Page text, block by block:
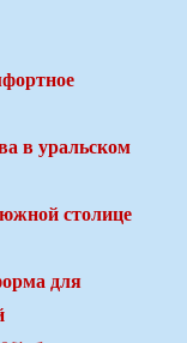
в уральском
столице
для